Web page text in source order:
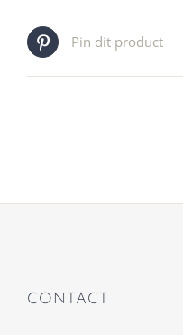
Pin dit product
CONTACT